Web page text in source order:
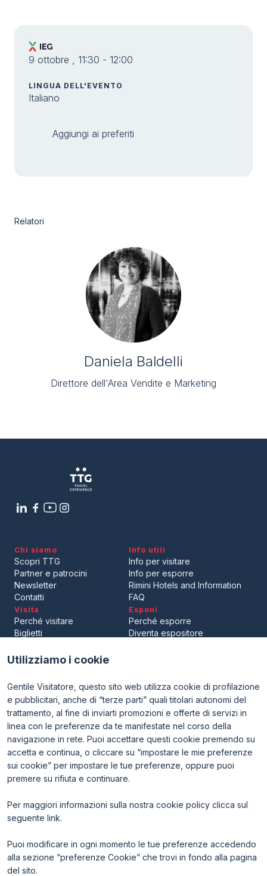
9 ottobre , 11:30 - 12:00
LINGUA DELL'EVENTO
Italiano
Aggiungi ai preferiti
Relatori
Daniela Baldelli
Direttore dell'Area Vendite e Marketing
Utilizziamo i cookie
Gentile Visitatore, questo sito web utilizza cookie di profilazione
e pubblicitari, anche di “terze parti” quali titolari autonomi del
trattamento, al fine di inviarti promozioni e offerte di servizi in
linea con le preferenze da te manifestate nel corso della
navigazione in rete. Puoi accettare questi cookie premendo su
accetta e continua, o cliccare su “impostare le mie preferenze
sui cookie” per impostare le tue preferenze, oppure puoi
premere su rifiuta e continuare.
Per maggiori informazioni sulla nostra cookie policy clicca sul
seguente link.
Puoi modificare in ogni momento le tue preferenze accedendo
alla sezione “preferenze Cookie” che trovi in fondo alla pagina
del sito.
Chi siamo
Scopri TTG
Partner e patrocini
Newsletter
Contatti
Info utili
Info per visitare
Info per esporre
Rimini Hotels and Information
FAQ
Visita
Perché visitare
Biglietti
Esponi
Perché esporre
Diventa espositore
ENTI CERTIFICATORI